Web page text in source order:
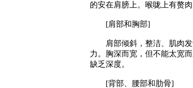
的安在肩膀上。喉咙上有赘
[肩部和胸部]
肩部倾斜，整洁、肌肉发
力。胸深而宽，但不能太宽
缺乏深度。
[背部、腰部和肋骨]